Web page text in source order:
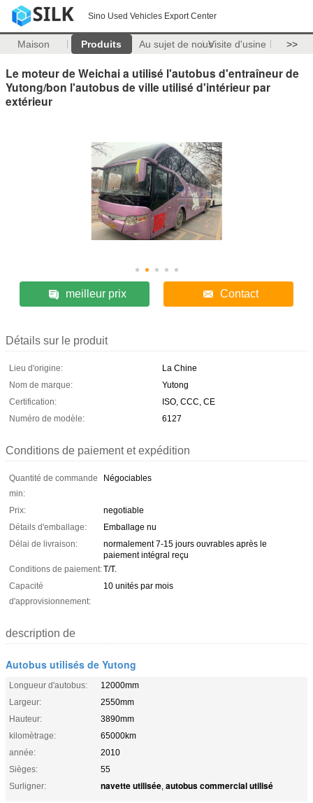
Sino Used Vehicles Export Center
Maison Produits Au sujet de nousVisite d'usine >>
Le moteur de Weichai a utilisé l'autobus d'entraîneur de
Yutong/bon l'autobus de ville utilisé d'intérieur par
extérieur
meilleur prix Contact
Détails sur le produit
Lieu d'origine:
La Chine
Nom de marque:
Yutong
Certification:
ISO, CCC, CE
Numéro de modèle:
6127
Conditions de paiement et expédition
Quantité de commande
min:
Négociables
Prix:
negotiable
Détails d'emballage:
Emballage nu
Délai de livraison:
normalement 7-15 jours ouvrables après le
paiement intégral reçu
Conditions de paiement:T/T.
Capacité
d'approvisionnement:
10 unités par mois
description de
Autobus utilisés de Yutong
Longueur d'autobus:
12000mm
Largeur:
2550mm
Hauteur:
3890mm
kilomètrage:
65000km
année:
2010
Sièges:
55
Surligner:
navette utilisée, autobus commercial utilisé